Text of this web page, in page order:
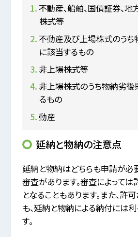
不動産、船舶、国債証券、地
株式等
不動産及び上場株式のう
に該当するもの
非上場株式等
非上場株式のうち物納劣後
るもの
動産
延納と物納の注意点
延納と物納はどちらも申請が必
審査があります。審査によっては
となることもあります。また、許
も、延納と物納による納付には
す。